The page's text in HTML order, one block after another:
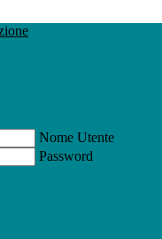
Nome Utente
Password